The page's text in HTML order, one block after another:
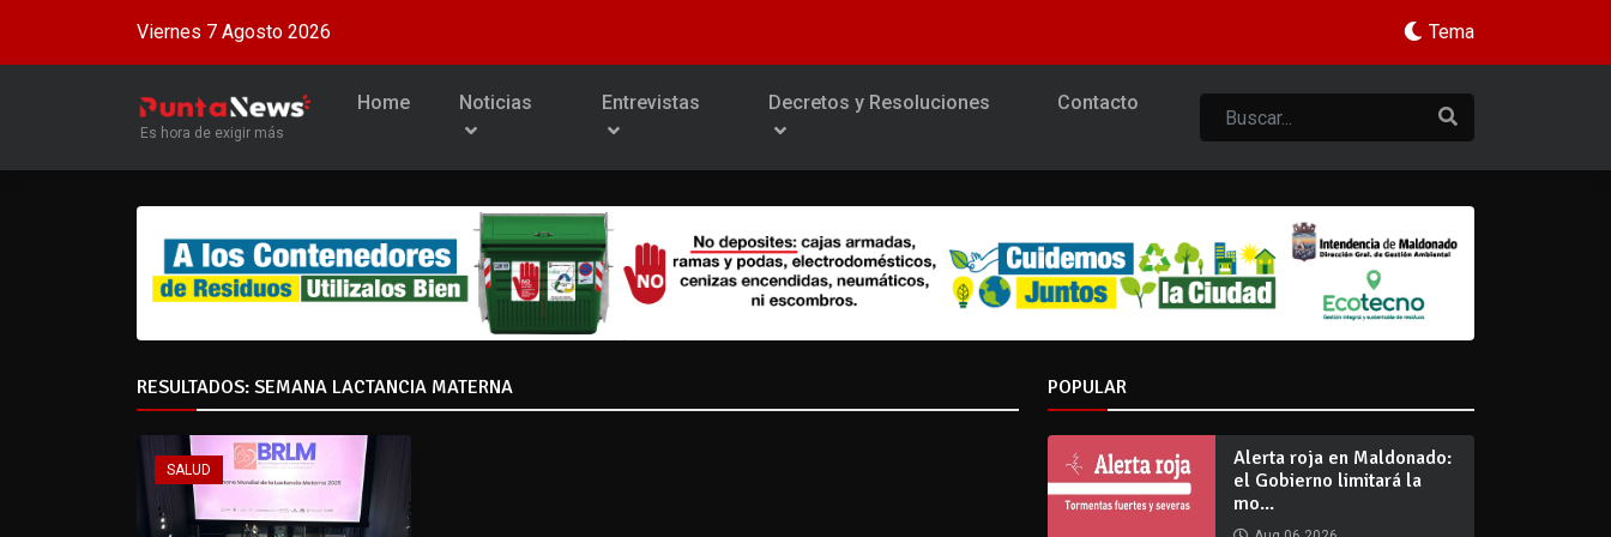
Viernes 7 Agosto 2026 Tema
Es hora de exigir más
Home Noticias Entrevistas Decretos y Resoluciones Contacto
RESULTADOS: SEMANA LACTANCIA MATERNA
SALUD
POPULAR
Alerta roja en Maldonado:
el Gobierno limitará la
mo...